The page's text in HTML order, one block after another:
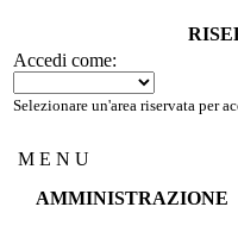
Accedi come:
Selezionare un'area riservata per
M E N U
AMMINISTRAZIONE